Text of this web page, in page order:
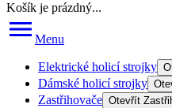
Košík je prázdný...
Menu
Elektrické holicí strojky
Dámské holicí strojky
Zastřihovače Otevřít